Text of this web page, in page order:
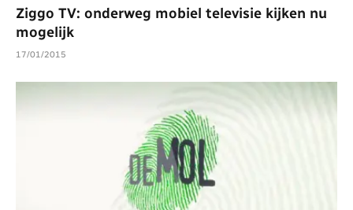
Ziggo TV: onderweg mobiel televisie kijken nu
mogelijk
17/01/2015